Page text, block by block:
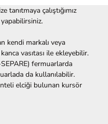
tanıtmaya çalıştığımız
kendi markalı veya
vasıtası ile ekleyebilir.
fermuarlarda
da kullanılabilir.
elciği bulunan kursör